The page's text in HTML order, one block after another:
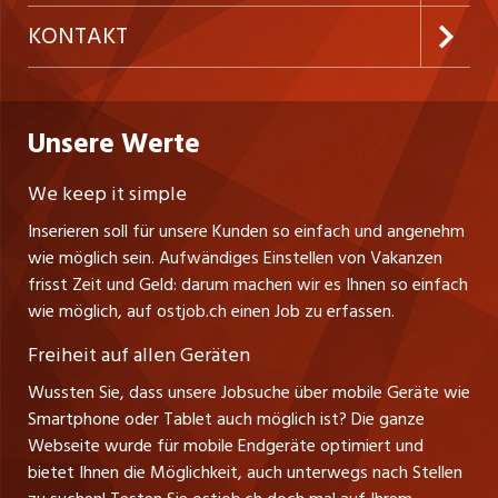
gesundheitsfördernde Kurse und diverse Beratungs-
und Coachingangebote zur Verfügung. Wir
unterstützen Sie dabei, sowohl Ihre fachlichen als
weiterzuentwickeln.
Freelance Jobs
Praktika
Lehrstellen
Führungspositionen
Management / Kader-Jobs
Berufsgruppen
Top-Regionen
Jobline
Firmen
Personalvermittler
AGB
Datenschutzerklärung
Nutzungsbedingungen
Stellenmeldepflicht
Schnittstelle
Impressum
westjob.at
nicejob.de
myjob.ch
zentraljob.ch
jobbasel.ch
jobbern.ch
jobmittelland.ch
jobzüri.ch
schaffu.ch (VS)
KONTAKT
CH Media Classifieds AG
Fürstenlandstrasse 122
CH-9001 St. Gallen
Tel. +41 71 272 73 80
info@ostjob.ch/inserate@ostjob.ch
Henrik Jasek
Leiter ostjob.ch
Fredy Pillinger
Verkauf und Beratung
Christoph Walzl
Verkauf und Beratung
Unsere Werte
We keep it simple
Inserieren soll für unsere Kunden so einfach und angenehm
wie möglich sein. Aufwändiges Einstellen von Vakanzen
frisst Zeit und Geld: darum machen wir es Ihnen so einfach
wie möglich, auf ostjob.ch einen Job zu erfassen.
Freiheit auf allen Geräten
Wussten Sie, dass unsere Jobsuche über mobile Geräte wie
Smartphone oder Tablet auch möglich ist? Die ganze
Webseite wurde für mobile Endgeräte optimiert und
bietet Ihnen die Möglichkeit, auch unterwegs nach Stellen